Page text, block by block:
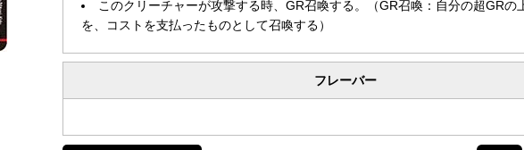
このクリーチャーが攻撃する時、GR召喚する。（GR召喚：自分の超GRの
を、コストを支払ったものとして召喚する）
フレーバー